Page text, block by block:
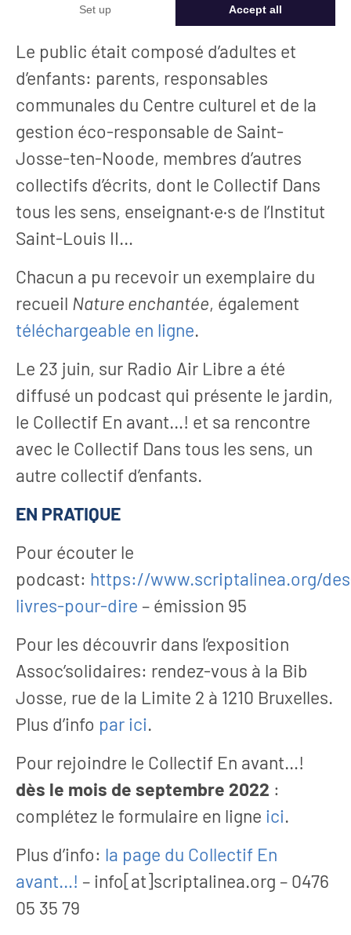
Le public était composé d’adultes et
d’enfants: parents, responsables
communales du Centre culturel et de la
gestion éco-responsable de Saint-
Josse-ten-Noode, membres d’autres
collectifs d’écrits, dont le Collectif Dans
tous les sens, enseignant·e·s de l’Institut
Saint-Louis II…
Chacun a pu recevoir un exemplaire du
recueil Nature enchantée, également
téléchargeable en ligne.
Le 23 juin, sur Radio Air Libre a été
diffusé un podcast qui présente le jardin,
le Collectif En avant…! et sa rencontre
avec le Collectif Dans tous les sens, un
autre collectif d’enfants.
EN PRATIQUE
Pour écouter le
podcast: https://www.scriptalinea.org/
livres-pour-dire – émission 95
Pour les découvrir dans l’exposition
Assoc’solidaires: rendez-vous à la Bib
Josse, rue de la Limite 2 à 1210 Bruxelles.
Plus d’info par ici.
Pour rejoindre le Collectif En avant…!
dès le mois de septembre 2022 :
complétez le formulaire en ligne ici.
Plus d’info: la page du Collectif En
avant…! – info[at]scriptalinea.org – 0476
05 35 79